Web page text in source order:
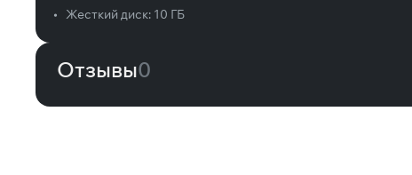
•
Жесткий диск: 10 ГБ
Отзывы0